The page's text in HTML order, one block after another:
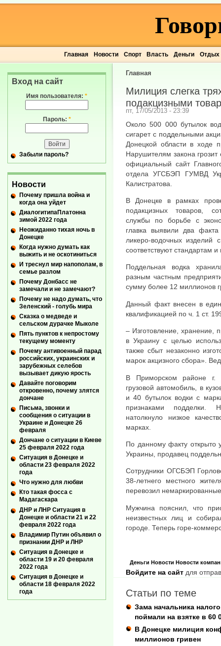
Главная Новости Спорт Власть Деньги Отдых
Главная
Милиция слегка
подакцизными
пт, 17/05/2013 - 23:39
Около 500 000 бутылок
сигарет с поддельными
Донецкой области в ходе
Нарушителям закона
официальный сайт
отдела УГСБЭП ГУМВД
Калистратова.
В Донецке в рамках
подакцизных товаров,
службы по борьбе с
главка выявили два
ликеро-водочных изделий
соответствуют стандартам
Поддельная водка
разным частным
сумму более 12 миллионов
Данный факт внесен в
квалификацией по ч. 1 ст.
– Изготовление, хранение,
в Украину с целью
также сбыт незаконно
марок акцизного сбора».
В Приморском районе г.
грузовой автомобиль, в
и 40 бутылок водки с
признаками подделки.
натолкнуло низкое
марках.
По данному факту открыто
Украины, продавец
Сотрудники ОГСБЭП
38-летнего местного
перевозил
Мужчина пояснил, что
неизвестных лиц и
городе. Теперь горе-
Деньги Новости Новости
Войдите на сайт для
Статьи по теме
Зама начальника
поймали на взятке в 60
В Донецке милиция
миллионов гривен
Вход на сайт
Имя пользователя: *
Пароль: *
Забыли пароль?
Новости
Почему пришла война и
когда она уйдет
ДиалогитипаПлатонна
зимой 2022 года
Неожиданно тихая ночь в
Донецке
Когда нужно думать как
выжить и не оскотиниться
И треснул мир напополам, в
семье разлом
Почему Донбасс не
замечали и не замечают?
Почему не надо думать, что
Зеленский - голубь мира
Сказка о медведе и
сельском дурачке Мыколе
Пять пунктов к непростому
текущему моменту
Почему антивоенный парад
российских, украинских и
зарубежных селебов
вызывает дикую ярость
Давайте поговорим
откровенно, почему злятся
дончане
Письма, звонки и
сообщения о ситуации в
Украине и Донецке 26
февраля
Дончане о ситуации в Киеве
25 февраля 2022 года
Ситуация в Донецке и
области 23 февраля 2022
года
Что нужно для любви
Кто такая фосса с
Мадагаскара
ДНР и ЛНР Ситуация в
Донецке и области 21 и 22
февраля 2022 года
Владимир Путин объявил о
признании ДНР и ЛНР
Ситуация в Донецке и
области 19 и 20 февраля
2022 года
Ситуация в Донецке и
области 18 февраля 2022
года